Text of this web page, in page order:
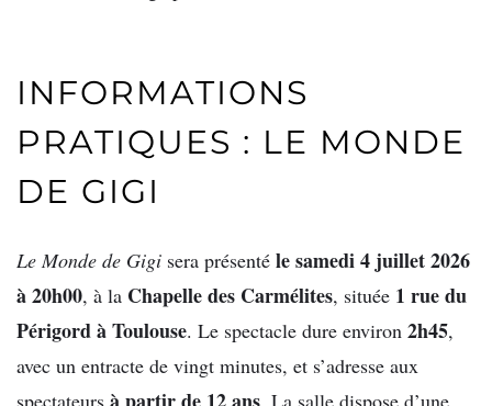
INFORMATIONS
PRATIQUES : LE MONDE
DE GIGI
Le Monde de Gigi sera présenté le samedi 4 juillet 2026
à 20h00, à la Chapelle des Carmélites, située 1 rue du
Périgord à Toulouse. Le spectacle dure environ 2h45,
avec un entracte de vingt minutes, et s’adresse aux
spectateurs à partir de 12 ans . La salle dispose d’une